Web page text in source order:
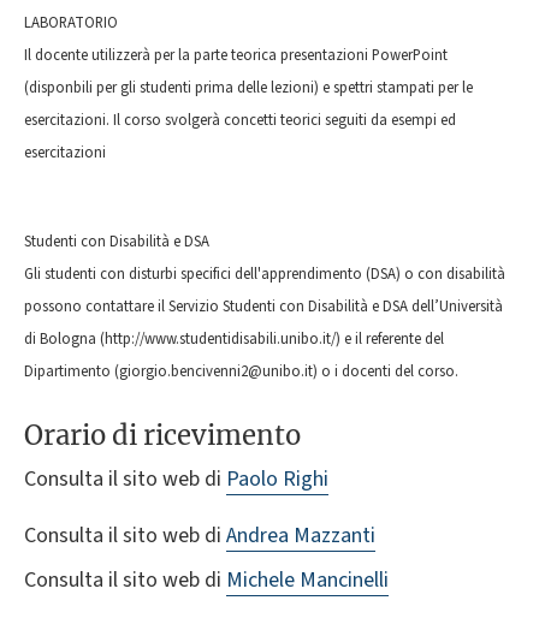
LABORATORIO
Il docente utilizzerà per la parte teorica presentazioni PowerPoint
(disponbili per gli studenti prima delle lezioni) e spettri stampati per le
esercitazioni. Il corso svolgerà concetti teorici seguiti da esempi ed
esercitazioni
Studenti con Disabilità e DSA
Gli studenti con disturbi specifici dell'apprendimento (DSA) o con disabilità
possono contattare il Servizio Studenti con Disabilità e DSA dell’Università
di Bologna (http://www.studentidisabili.unibo.it/) e il referente del
Dipartimento (giorgio.bencivenni2@unibo.it) o i docenti del corso.
Orario di ricevimento
Consulta il sito web di Paolo Righi
Consulta il sito web di Andrea Mazzanti
Consulta il sito web di Michele Mancinelli